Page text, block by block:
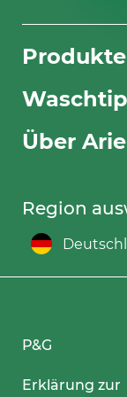
Über
Region
P&G
Erklärung zur